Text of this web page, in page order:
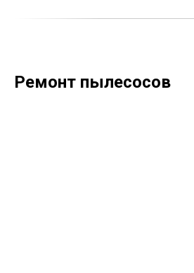
Ремонт пылесосов